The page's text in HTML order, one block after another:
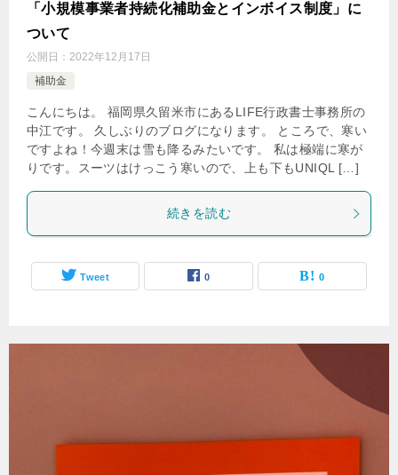
「小規模事業者持続化補助金とインボイス制度」に
ついて
公開日： 2022年12月17日
補助金
こんにちは。 福岡県久留米市にあるLIFE行政書士事務所の
中江です。 久しぶりのブログになります。 ところで、寒い
ですよね！今週末は雪も降るみたいです。 私は極端に寒が
りです。スーツはけっこう寒いので、上も下もUNIQL […]
続きを読む
Tweet 0 0